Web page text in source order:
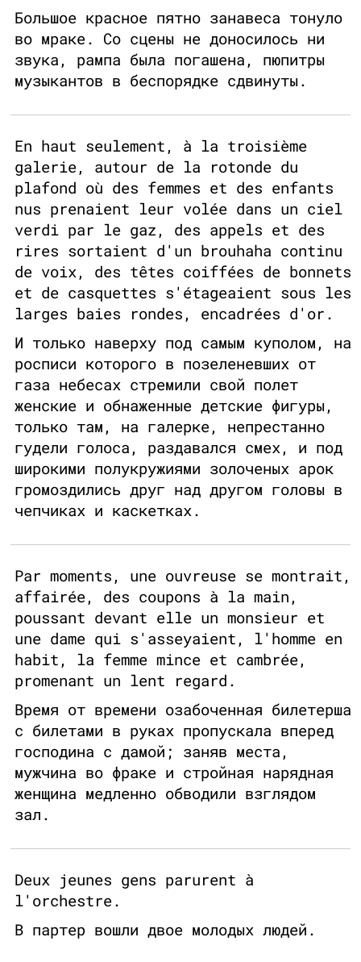
Большое красное пятно занавеса тонуло
во мраке. Со сцены не доносилось ни
звука, рампа была погашена, пюпитры
музыкантов в беспорядке сдвинуты.
En haut seulement, à la troisième
galerie, autour de la rotonde du
plafond où des femmes et des enfants
nus prenaient leur volée dans un ciel
verdi par le gaz, des appels et des
rires sortaient d'un brouhaha continu
de voix, des têtes coiffées de bonnets
et de casquettes s'étageaient sous les
larges baies rondes, encadrées d'or.
И только наверху под самым куполом, на
росписи которого в позеленевших от
газа небесах стремили свой полет
женские и обнаженные детские фигуры,
только там, на галерке, непрестанно
гудели голоса, раздавался смех, и под
широкими полукружиями золоченых арок
громоздились друг над другом головы в
чепчиках и каскетках.
Par moments, une ouvreuse se montrait,
affairée, des coupons à la main,
poussant devant elle un monsieur et
une dame qui s'asseyaient, l'homme en
habit, la femme mince et cambrée,
promenant un lent regard.
Время от времени озабоченная билетерша
с билетами в руках пропускала вперед
господина с дамой; заняв места,
мужчина во фраке и стройная нарядная
женщина медленно обводили взглядом
зал.
Deux jeunes gens parurent à
l'orchestre.
В партер вошли двое молодых людей.